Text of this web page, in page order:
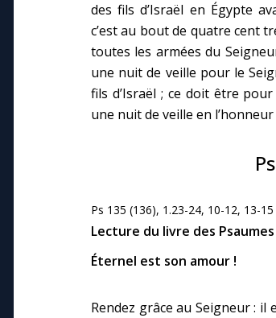
des fils d’Israël en Égypte
c’est au bout de quatre cent
toutes les armées du
une nuit de veille pour le
fils d’Israël ; ce doit être
une nuit de veille en
Ps 135 (136), 1.23-24, 10-12, 13-15
Lecture du livre des Psaumes
Éternel est son amour !
Rendez grâce au Seigneur : il